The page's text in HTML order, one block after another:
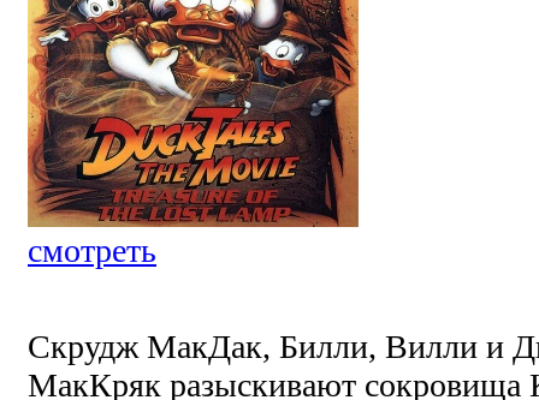
смотреть
Скрудж МакДак, Билли, Вилли и
МакКряк разыскивают сокровища